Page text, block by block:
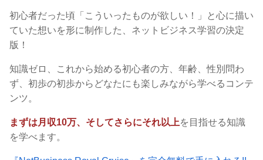
初心者だった頃「こういったものが欲しい！」と心に描い
ていた想いを形に制作した、ネットビジネス学習の決定
版！
知識ゼロ、これから始める初心者の方、年齢、性別問わ
ず、初歩の初歩からどなたにも楽しみながら学べるコンテ
ンツ。
まずは月収10万、そしてさらにそれ以上を目指せる知識
を学べます。